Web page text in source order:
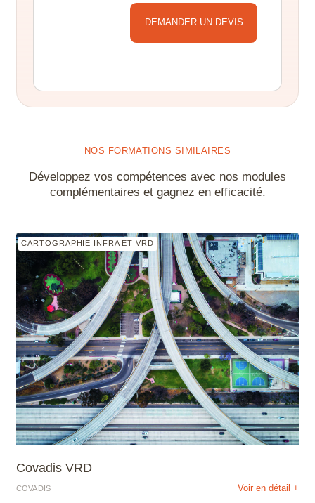
NOS FORMATIONS SIMILAIRES
Développez vos compétences avec nos modules
complémentaires et gagnez en efficacité.
CARTOGRAPHIE INFRA ET VRD
Covadis VRD
COVADIS Voir en détail +